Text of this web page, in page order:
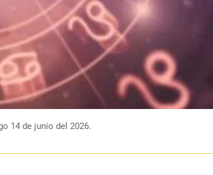
14 de junio del 2026.